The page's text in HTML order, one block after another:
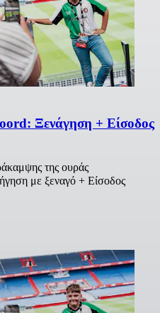
Ξενάγηση + Είσοδος
της ουράς
με ξεναγό + Είσοδος